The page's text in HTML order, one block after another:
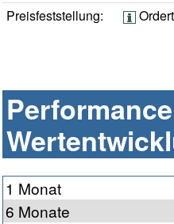
Preisfeststellung:
1 Monat
6 Monate